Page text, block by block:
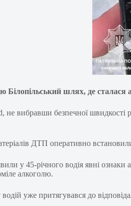
шлях, де сталася
не вибравши безпечної
ДТП оперативно
у 45-річного водія явні
алкоголю.
уже притягувався до